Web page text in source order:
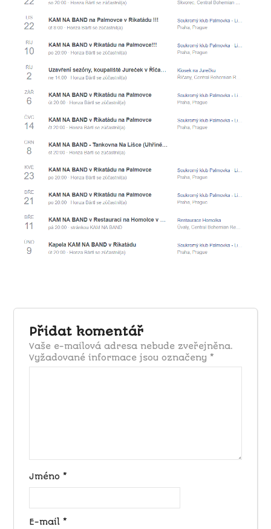
Přidat komentář
Vaše e-mailová adresa nebude zveřejněna.
Vyžadované informace jsou označeny*
Jméno*
E-mail*